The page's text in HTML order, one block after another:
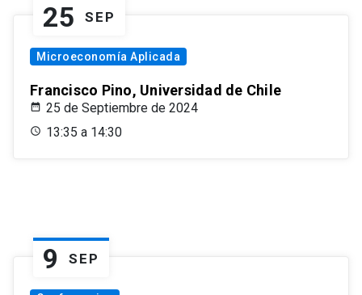
25 SEP
Microeconomía Aplicada
Francisco Pino, Universidad de Chile
25 de Septiembre de 2024
13:35 a 14:30
9 SEP